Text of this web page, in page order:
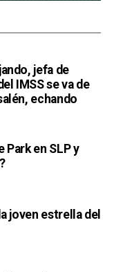
jefa de
IMSS se va de
echando
Park en SLP y
joven estrella del